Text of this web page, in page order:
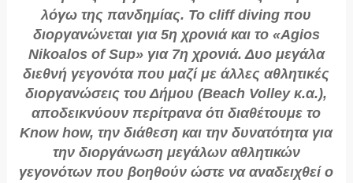
λόγω της πανδημίας. Το cliff diving που
διοργανώνεται για 5η χρονιά και το «Agios
Nikoalos of Sup» για 7η χρονιά. Δυο μεγάλα
διεθνή γεγονότα που μαζί με άλλες αθλητικές
διοργανώσεις του Δήμου (Beach Volley κ.α.),
αποδεικνύουν περίτρανα ότι διαθέτουμε το
Know how, την διάθεση και την δυνατότητα για
την διοργάνωση μεγάλων αθλητικών
γεγονότων που βοηθούν ώστε να αναδειχθεί ο